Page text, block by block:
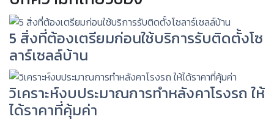
5 สิ่งที่ต้องเตรียมก่อนใช้บริการรับติดตั้งโซ
ลาร์เซลล์บ้าน
วิเคราะห์งบประมาณการทําหลังคาโรงรถ ให้
ได้ราคาที่คุ้มค่า